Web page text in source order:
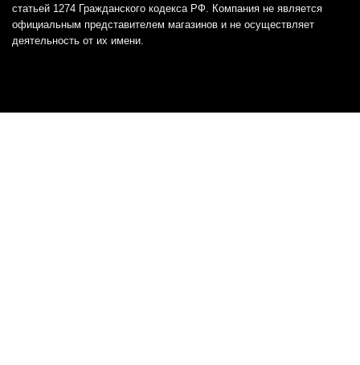
статьей 1274 Гражданского кодекса РФ. Компания не является
официальным представителем магазинов и не осуществляет
деятельность от их имени.